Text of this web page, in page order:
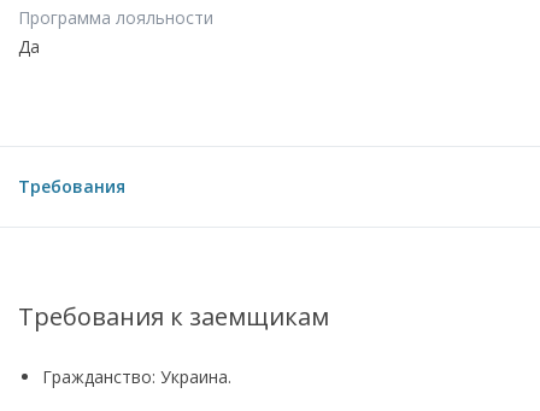
Программа лояльности
Да
Требования
Требования к заемщикам
Гражданство: Украина.